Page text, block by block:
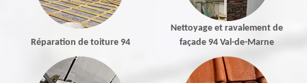
Réparation de toiture 94
Nettoyage et ravalement de
façade 94 Val-de-Marne